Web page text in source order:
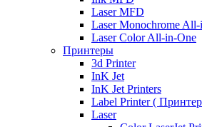
Laser MFD
Laser Monochrome
Laser Color All-in-One
Принтеры
3d Printer
InK Jet
InK Jet Printers
Label Printer (
Laser